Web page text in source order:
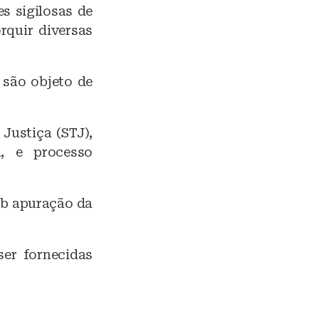
sigilosas de
diversas
objeto de
(STJ),
e processo
apuração da
fornecidas